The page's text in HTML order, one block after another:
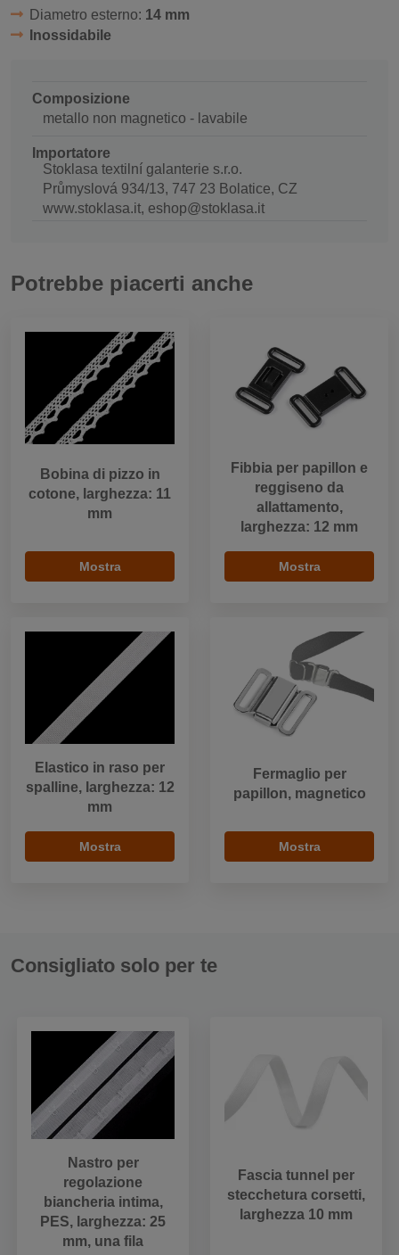
Diametro esterno: 14 mm
Inossidabile
Composizione
metallo non magnetico - lavabile
Importatore
Stoklasa textilní galanterie s.r.o.
Průmyslová 934/13, 747 23 Bolatice, CZ
www.stoklasa.it, eshop@stoklasa.it
Potrebbe piacerti anche
Bobina di pizzo in
cotone, larghezza: 11
mm
Mostra
Fibbia per papillon e
reggiseno da
allattamento,
larghezza: 12 mm
Mostra
Elastico in raso per
spalline, larghezza: 12
mm
Mostra
Fermaglio per
papillon, magnetico
Mostra
Consigliato solo per te
Nastro per
regolazione
biancheria intima,
PES, larghezza: 25
mm, una fila
Fascia tunnel per
stecchetura corsetti,
larghezza 10 mm